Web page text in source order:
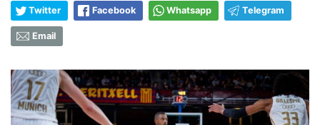
Twitter Facebook Whatsapp Telegram
Email